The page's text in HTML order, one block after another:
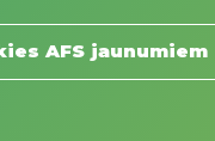
AFS jaunumiem